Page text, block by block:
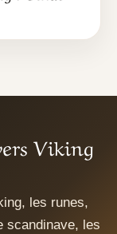
Viking
les runes,
scandinave, les